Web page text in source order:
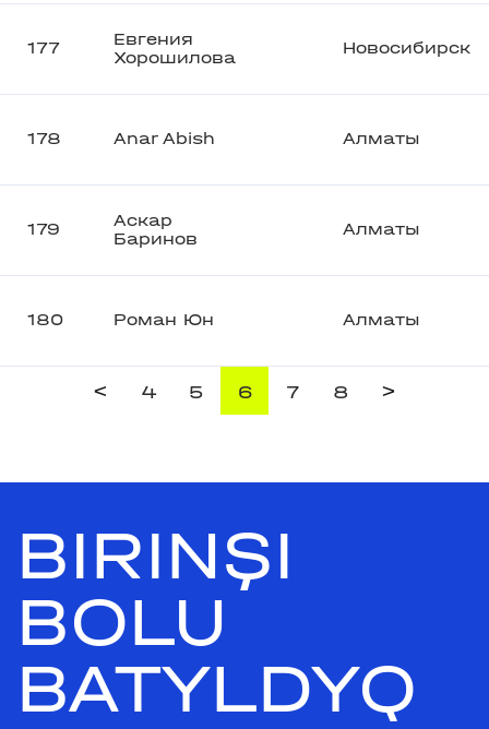
177
Евгения
Хорошилова
Новосибирск
178 Anar Abish Алматы
179
Аскар
Баринов
Алматы
180 Роман Юн Алматы
< 4 5 6 7 8 >
BIRINŞI
BOLU
BATYLDYQ